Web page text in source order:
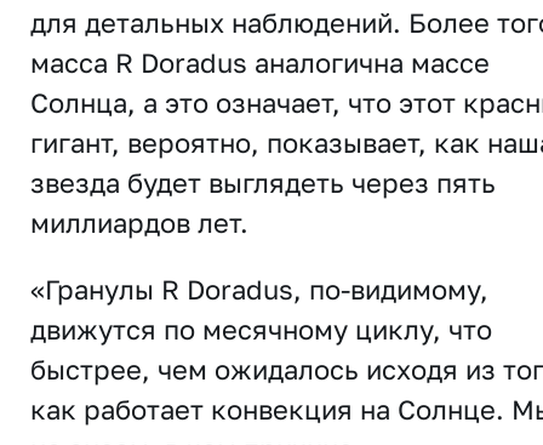
для детальных наблюдений. Более
масса R Doradus аналогична массе
Солнца, а это означает, что этот
гигант, вероятно, показывает, как
звезда будет выглядеть через пять
миллиардов лет.
«Гранулы R Doradus, по-видимому,
движутся по месячному циклу, что
быстрее, чем ожидалось исходя из
как работает конвекция на Солнце.